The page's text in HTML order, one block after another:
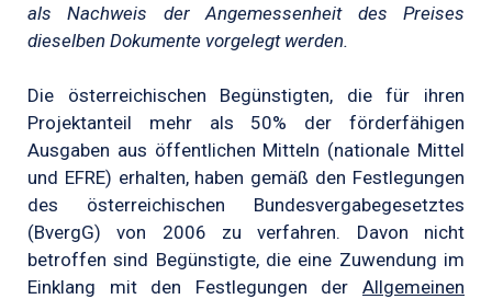
als Nachweis der Angemessenheit des Preises
dieselben Dokumente vorgelegt werden.
Die österreichischen Begünstigten, die für ihren
Projektanteil mehr als 50% der förderfähigen
Ausgaben aus öffentlichen Mitteln (nationale Mittel
und EFRE) erhalten, haben gemäß den Festlegungen
des österreichischen Bundesvergabegesetztes
(BvergG) von 2006 zu verfahren. Davon nicht
betroffen sind Begünstigte, die eine Zuwendung im
Einklang mit den Festlegungen der Allgemeinen